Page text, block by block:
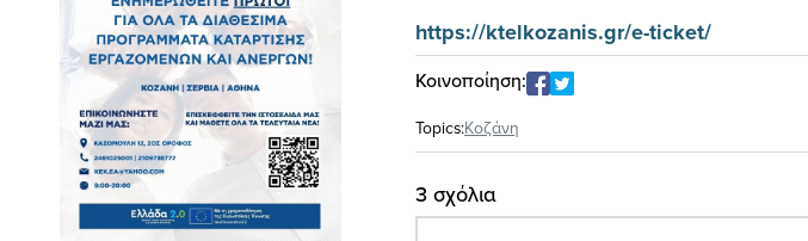
https://ktelkozanis.gr/e-ticket/
Κοινοποίηση:
Topics:Κοζάνη
3 σχόλια